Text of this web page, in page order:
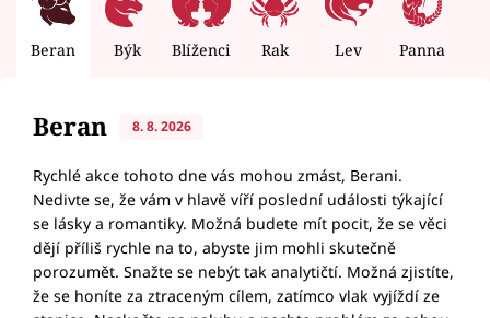
Beran Býk Blíženci Rak Lev Panna
Beran 8. 8. 2026
Rychlé akce tohoto dne vás mohou zmást, Berani.
Nedivte se, že vám v hlavě víří poslední události týkající
se lásky a romantiky. Možná budete mít pocit, že se věci
dějí příliš rychle na to, abyste jim mohli skutečně
porozumět. Snažte se nebýt tak analytičtí. Možná zjistíte,
že se honíte za ztraceným cílem, zatímco vlak vyjíždí ze